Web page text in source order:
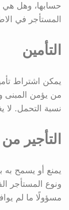
حسابها، وهل هي
المستأجر في
التأمين
يمكن اشتراط
من يؤمن المبنى
نسبة التحمل. لا
التأجير
يمنع أو يسمح به
ونوع المستأجر
مسؤولًا ما لم